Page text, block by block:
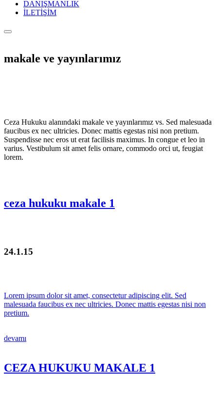
DANIŞMANLIK
İLETİŞİM
makale ve yayınlarımız
Ceza Hukuku alanındaki makale ve yayınlarımız vs. Sed malesuada
faucibus ex nec ultricies. Donec mattis egestas nisi non pretium.
Suspendisse nec eros ut erat facilisis maximus. In congue et leo in
varius. Vestibulum sit amet felis ornare, commodo orci ut, feugiat
lorem.
ceza hukuku makale 1
24.1.15
Lorem ipsum dolor sit amet, consectetur adipiscing elit. Sed
malesuada faucibus ex nec ultricies. Donec mattis egestas nisi non
pretium.
devamı
CEZA HUKUKU MAKALE 1